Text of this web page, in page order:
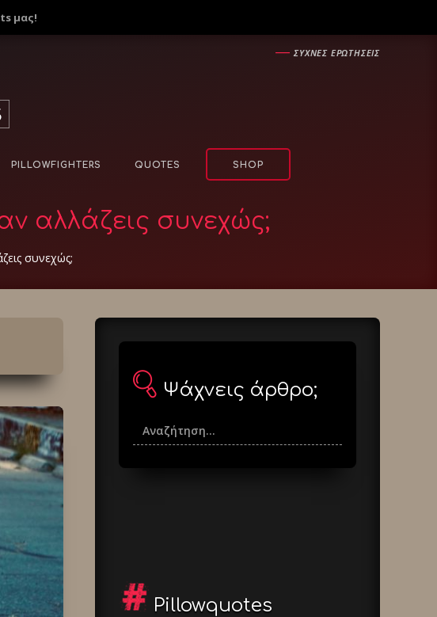
μας!
―ΣΥΧΝΕΣ ΕΡΩΤΗΣΕΙΣ
PILLOWFIGHTERS QUOTES SHOP
αλλάζεις συνεχώς;
συνεχώς;
Ψάχνεις άρθρο;
Pillowquotes